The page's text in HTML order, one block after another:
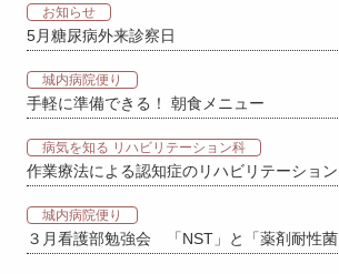
お知らせ
5月糖尿病外来診察日
城内病院便り
手軽に準備できる！ 朝食メニュー
病気を知る リハビリテーション科
作業療法による認知症のリハビリテーション
城内病院便り
３月看護部勉強会 「NST」と「薬剤耐性